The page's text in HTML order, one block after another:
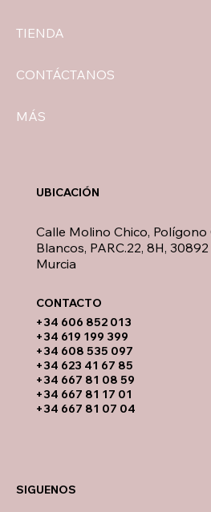
TIENDA
CONTÁCTANOS
MÁS
​+34 606 852 013
+34 619 199 399
​+34 608 535 097
+34 623 41 67 85
+34 667 81 08 59
+34 667 81 17 01
+34 667 81 07 04
Calle Molino Chico, Polígono
Blancos, PARC.22, 8H,
Murcia
UBICACIÓN
CONTACTO​
SIGUENOS